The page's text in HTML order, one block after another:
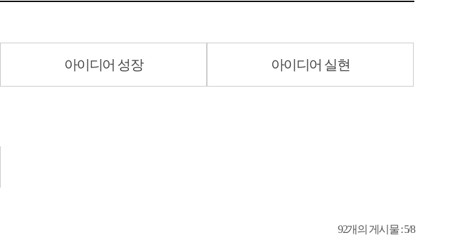
아이디어 성장 아이디어 실현
92개의 게시물 : 5/8